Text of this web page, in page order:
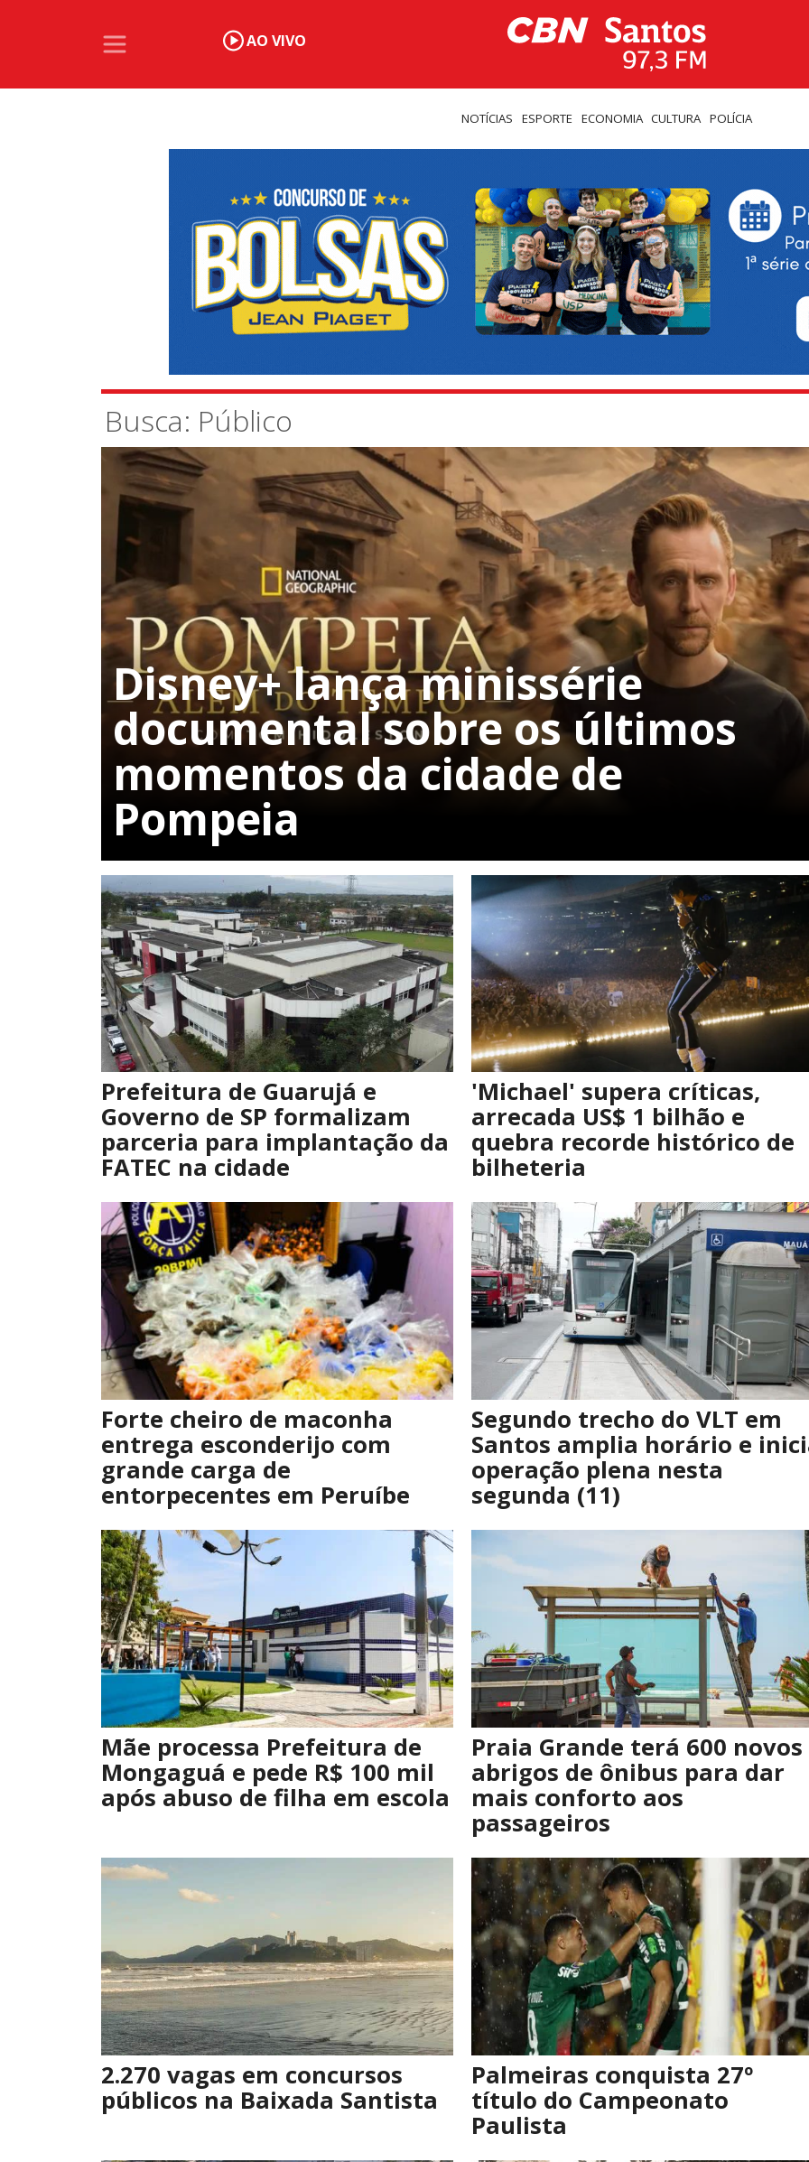
AO VIVO
NOTÍCIAS ESPORTE ECONOMIA CULTURA POLÍCIA
Busca: Público
Disney+ lança minissérie
documental sobre os últimos
momentos da cidade de
Pompeia
Prefeitura de Guarujá e
Governo de SP formalizam
parceria para implantação da
FATEC na cidade
'Michael' supera críticas,
arrecada US$ 1 bilhão e
quebra recorde histórico de
bilheteria
Forte cheiro de maconha
entrega esconderijo com
grande carga de
entorpecentes em Peruíbe
Segundo trecho do VLT em
Santos amplia horário e
operação plena nesta
segunda (11)
Mãe processa Prefeitura de
Mongaguá e pede R$ 100 mil
após abuso de filha em escola
Praia Grande terá 600 novos
abrigos de ônibus para dar
mais conforto aos
passageiros
2.270 vagas em concursos
públicos na Baixada Santista
Palmeiras conquista 27º
título do Campeonato
Paulista